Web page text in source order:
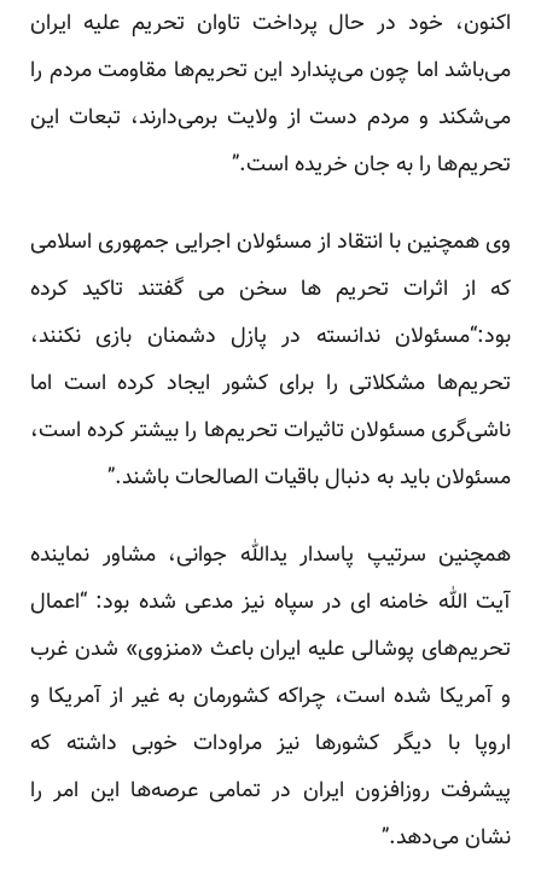
اکنون، خود در حال پرداخت تاوان تحریم علیه ایران
می‌باشد اما چون می‌پندارد این تحریم‌ها مقاومت مردم را
می‌شکند و مردم دست از ولایت برمی‌دارند، تبعات این
تحریم‌ها را به جان خریده است.”
وی همچنین با انتقاد از مسئولان اجرایی جمهوری اسلامی
که از اثرات تحریم ها سخن می گفتند تاکید کرده
بود:“مسئولان ندانسته در پازل دشمنان بازی نکنند،
تحریم‌ها مشکلاتی را برای کشور ایجاد کرده است اما
ناشی‌گری مسئولان تاثیرات تحریم‌ها را بیشتر کرده است،
مسئولان باید به دنبال باقیات الصالحات باشند.”
همچنین سرتیپ پاسدار یدالله جوانی، مشاور نماینده
آیت الله خامنه ای در سپاه نیز مدعی شده بود: “اعمال
تحریم‌های پوشالی علیه ایران باعث «منزوی» شدن غرب
و آمریکا شده است، چراکه کشورمان به غیر از آمریکا و
اروپا با دیگر کشورها نیز مراودات خوبی داشته که
پیشرفت روز‌افزون ایران در تمامی عرصه‌ها این امر را
نشان می‌دهد.”